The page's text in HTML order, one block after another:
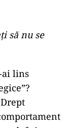
să nu se
ai lins